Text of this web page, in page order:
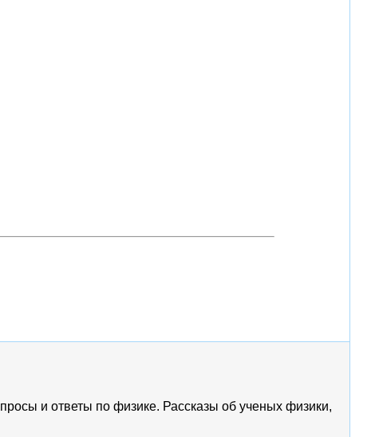
и ответы по физике. Рассказы об ученых физики,